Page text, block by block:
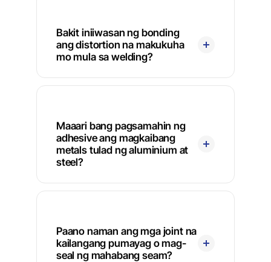
Bakit iniiwasan ng bonding
ang distortion na makukuha
mo mula sa welding?
Maaari bang pagsamahin ng
adhesive ang magkaibang
metals tulad ng aluminium at
steel?
Paano naman ang mga joint na
kailangang pumayag o mag-
seal ng mahabang seam?